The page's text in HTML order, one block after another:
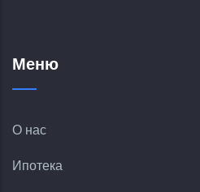
Меню
О нас
Ипотека